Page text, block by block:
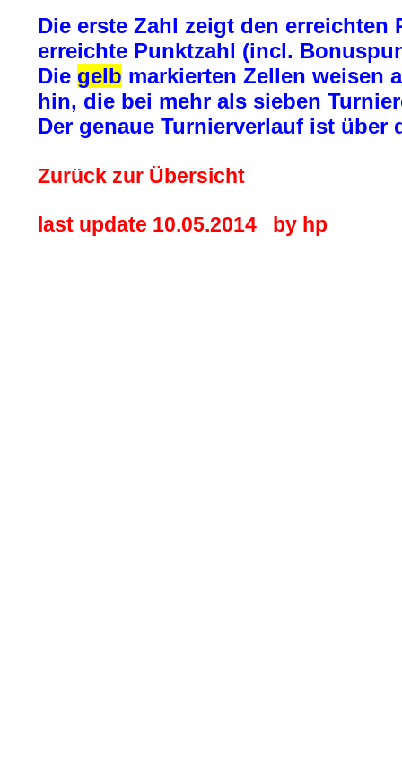
Die erste Zahl zeigt den
erreichte Punktzahl (incl.
Die gelb markierten Zellen weisen
hin, die bei mehr als sieben
Der genaue Turnierverlauf ist über
Zurück zur Übersicht
last update 10.05.2014by hp